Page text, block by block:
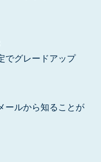
でグレードアップ
ールから知ることが